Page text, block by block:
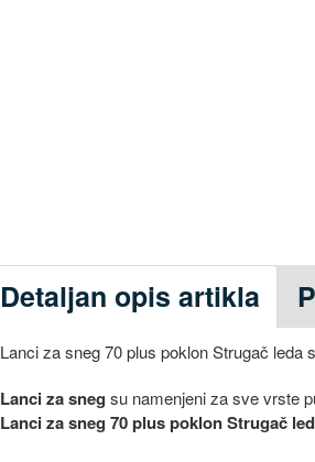
Detaljan opis artikla
Lanci za sneg 70 plus poklon Strugač leda
Lanci za sneg su namenjeni za sve vrste
Lanci za sneg 70 plus poklon Strugač